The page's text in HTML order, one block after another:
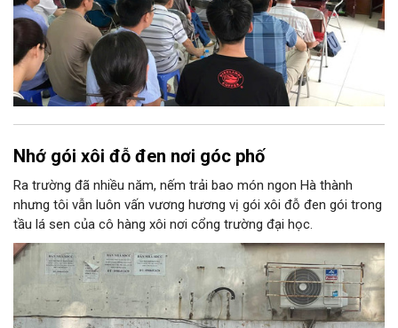
Nhớ gói xôi đỗ đen nơi góc phố
Ra trường đã nhiều năm, nếm trải bao món ngon Hà thành
nhưng tôi vẫn luôn vấn vương hương vị gói xôi đỗ đen gói trong
tầu lá sen của cô hàng xôi nơi cổng trường đại học.